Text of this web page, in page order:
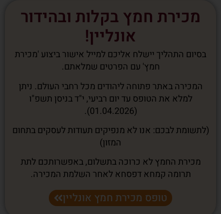
מכירת חמץ בקלות ובהידור
אונליין!
בסיום התהליך יישלח אליכם למייל אישור ביצוע 'מכירת
חמץ' עם הפרטים שמלאתם.
המכירה באתר פתוחה ליהודים מכל רחבי העולם. ניתן
למלא את הטופס עד יום רביעי, י"ד בניסן תשפ"ו
(01.04.2026).
(לתשומת לבכם: אנו לא מנפיקים תעודות לעסקים בתחום
המזון)
מכירת החמץ לא כרוכה בתשלום, באפשרותכם לתת
תרומה קמחא דפסחא לאחר השלמת המכירה.
טופס מכירת חמץ אונליין